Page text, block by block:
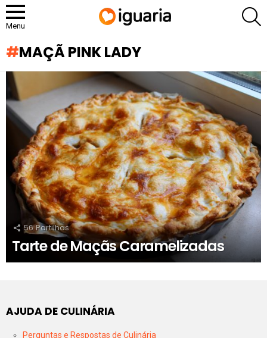
Menu
MAÇÃ PINK LADY
RECOMENDADOS
56 Partilhas
Tarte de Maçãs Caramelizadas
AJUDA DE CULINÁRIA
Perguntas e Respostas de Culinária